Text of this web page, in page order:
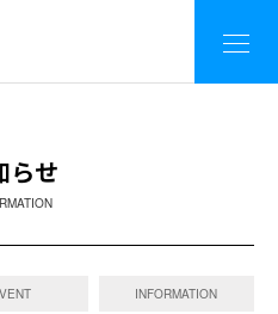
らせ
INFORMATION